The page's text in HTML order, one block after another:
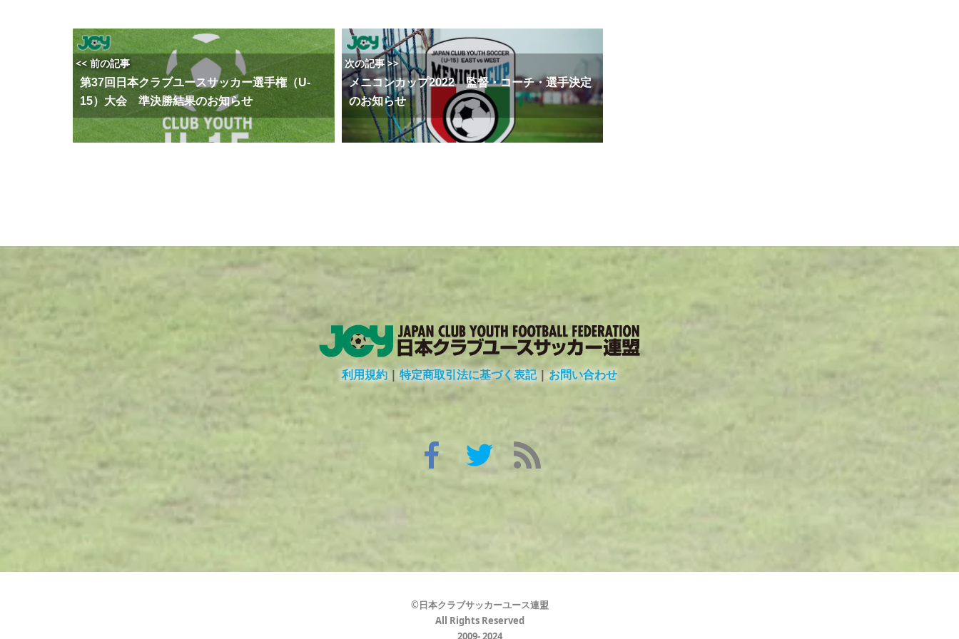
<< 前の記事
第37回日本クラブユースサッカー選手権（U-
15）大会 準決勝結果のお知らせ
次の記事 >>
メニコンカップ2022 監督・コーチ・選手決定
のお知らせ
利用規約| 特定商取引法に基づく表記|お問い合わせ
©日本クラブサッカーユース連盟
All Rights Reserved